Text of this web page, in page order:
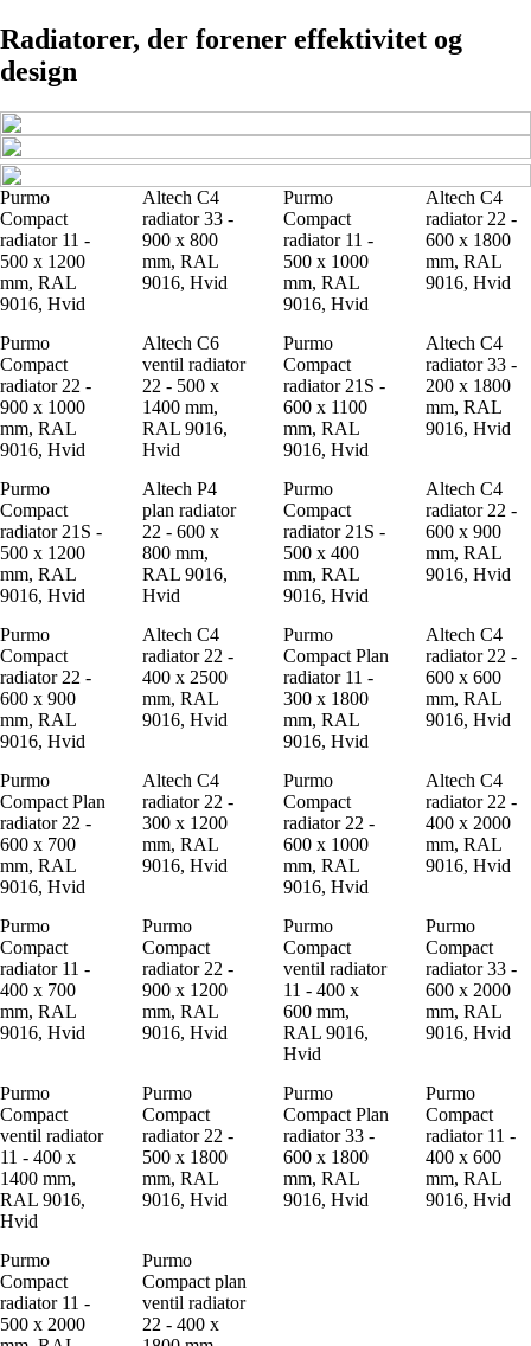
Radiatorer, der forener effektivitet og
design
Purmo
Compact
radiator 11 -
500 x 1200
mm, RAL
9016, Hvid
Altech C4
radiator 33 -
900 x 800
mm, RAL
9016, Hvid
Purmo
Compact
radiator 11 -
500 x 1000
mm, RAL
9016, Hvid
Altech C4
radiator 22 -
600 x 1800
mm, RAL
9016, Hvid
Purmo
Compact
radiator 22 -
900 x 1000
mm, RAL
9016, Hvid
Altech C6
ventil radiator
22 - 500 x
1400 mm,
RAL 9016,
Hvid
Purmo
Compact
radiator 21S -
600 x 1100
mm, RAL
9016, Hvid
Altech C4
radiator 33 -
200 x 1800
mm, RAL
9016, Hvid
Purmo
Compact
radiator 21S -
500 x 1200
mm, RAL
9016, Hvid
Altech P4
plan radiator
22 - 600 x
800 mm,
RAL 9016,
Hvid
Purmo
Compact
radiator 21S -
500 x 400
mm, RAL
9016, Hvid
Altech C4
radiator 22 -
600 x 900
mm, RAL
9016, Hvid
Purmo
Compact
radiator 22 -
600 x 900
mm, RAL
9016, Hvid
Altech C4
radiator 22 -
400 x 2500
mm, RAL
9016, Hvid
Purmo
Compact Plan
radiator 11 -
300 x 1800
mm, RAL
9016, Hvid
Altech C4
radiator 22 -
600 x 600
mm, RAL
9016, Hvid
Purmo
Compact Plan
radiator 22 -
600 x 700
mm, RAL
9016, Hvid
Altech C4
radiator 22 -
300 x 1200
mm, RAL
9016, Hvid
Purmo
Compact
radiator 22 -
600 x 1000
mm, RAL
9016, Hvid
Altech C4
radiator 22 -
400 x 2000
mm, RAL
9016, Hvid
Purmo
Compact
radiator 11 -
400 x 700
mm, RAL
9016, Hvid
Purmo
Compact
radiator 22 -
900 x 1200
mm, RAL
9016, Hvid
Purmo
Compact
ventil radiator
11 - 400 x
600 mm,
RAL 9016,
Hvid
Purmo
Compact
radiator 33 -
600 x 2000
mm, RAL
9016, Hvid
Purmo
Compact
ventil radiator
11 - 400 x
1400 mm,
RAL 9016,
Hvid
Purmo
Compact
radiator 22 -
500 x 1800
mm, RAL
9016, Hvid
Purmo
Compact Plan
radiator 33 -
600 x 1800
mm, RAL
9016, Hvid
Purmo
Compact
radiator 11 -
400 x 600
mm, RAL
9016, Hvid
Purmo
Compact
radiator 11 -
500 x 2000
Purmo
Compact plan
ventil radiator
22 - 400 x